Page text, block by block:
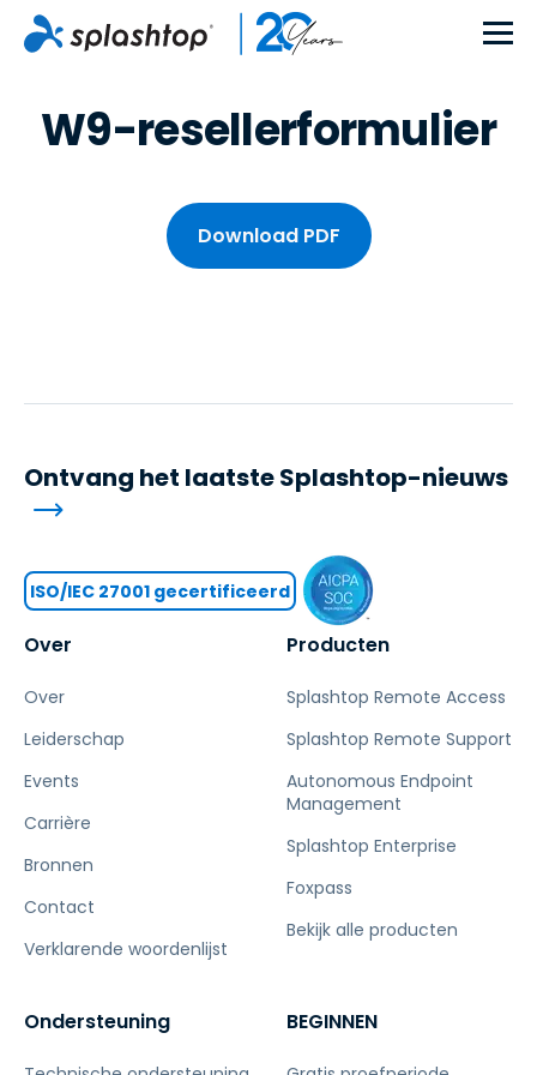
W9-resellerformulier
Download PDF
Over
Over
Leiderschap
Events
Carrière
Bronnen
Contact
Verklarende woordenlijst
Producten
Splashtop Remote Access
Splashtop Remote Support
Autonomous Endpoint
Management
Splashtop Enterprise
Foxpass
Bekijk alle producten
Ondersteuning BEGINNEN
Ontvang het laatste Splashtop-nieuws
ISO/IEC 27001 gecertificeerd